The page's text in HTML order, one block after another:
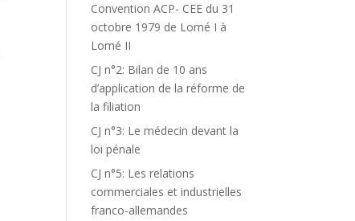
Convention ACP- CEE du 31
octobre 1979 de Lomé I à
Lomé II
CJ n°2: Bilan de 10 ans
d’application de la réforme de
la filiation
CJ n°3: Le médecin devant la
loi pénale
CJ n°5: Les relations
commerciales et industrielles
franco-allemandes